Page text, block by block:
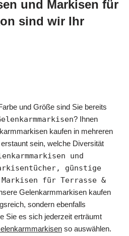
und Markisen für
sind wir Ihr
und Größe sind Sie bereits
? Ihnen
kaufen in mehreren
sein, welche Diversität
und
günstige
für Terrasse &
Gelenkarmmarkisen kaufen
sondern ebenfalls
Sie es sich jederzeit erträumt
so auswählen.